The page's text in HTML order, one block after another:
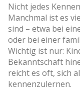
Nicht jedes
Manchmal ist es
sind – etwa bei
oder bei einer
Wichtig ist nur:
Bekanntschaft
reicht es oft, sich
kennenzulernen.